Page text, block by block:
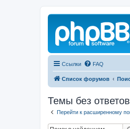
Ссылки FAQ
Список форумов
Темы без ответов
Перейти к расширенному